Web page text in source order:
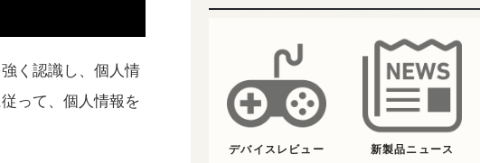
く認識し、個人情
って、個人情報を
デバイスレビュー 新製品ニュース